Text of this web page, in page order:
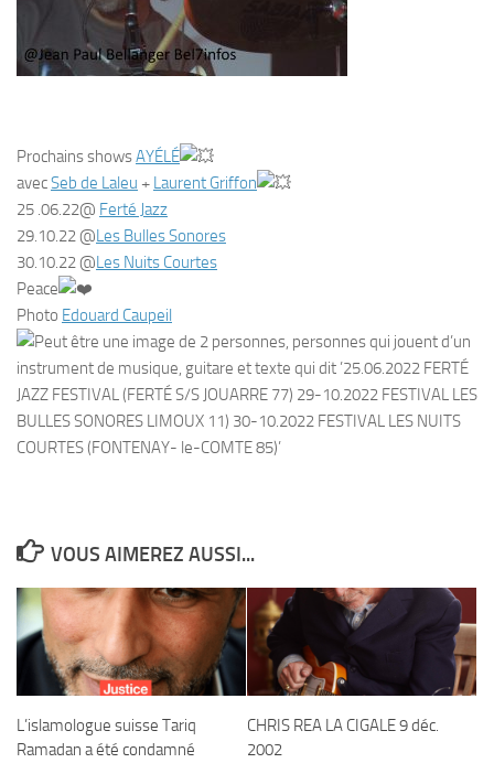
Prochains showsAYÉLÉ
avecSeb de Laleu + Laurent Griffon
25 .06.22@ Ferté Jazz
29.10.22 @Les Bulles Sonores
30.10.22 @Les Nuits Courtes
Peace
Photo Edouard Caupeil
VOUS AIMEREZ AUSSI...
L’islamologue suisse Tariq
Ramadan a été condamné
CHRIS REA LA CIGALE 9 déc.
2002